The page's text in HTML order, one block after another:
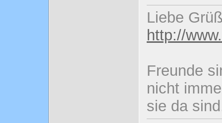
Liebe
http://
Freunde
nicht
sie da